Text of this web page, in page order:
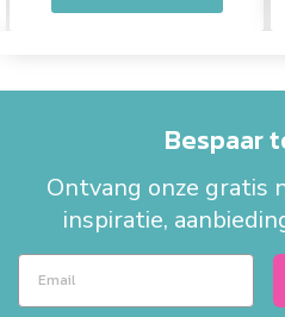
Bespaar
Ontvang onze gratis
inspiratie,